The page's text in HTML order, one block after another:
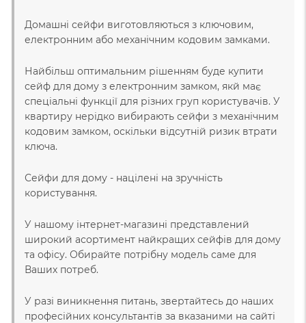
Домашні сейфи виготовляються з ключовим,
електронним або механічним кодовим замками.
Найбільш оптимальним рішенням буде купити
сейф для дому з електронним замком, якй має
спеціальні функції для різних груп користувачів. У
квартиру нерідко вибирають сейфи з механічним
кодовим замком, оскільки відсутній ризик втрати
ключа.
Сейфи для дому - націлені на зручність
користування.
У нашому інтернет-магазині представлений
широкий асортимент найкращих сейфів для дому
та офісу. Обирайте потрібну модель саме для
Ваших потреб.
У разі виникнення питань, звертайтесь до наших
професійних консультантів за вказаними на сайті